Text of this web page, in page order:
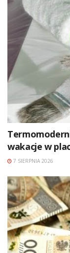
wakacje w
7 SIERPNIA 2026